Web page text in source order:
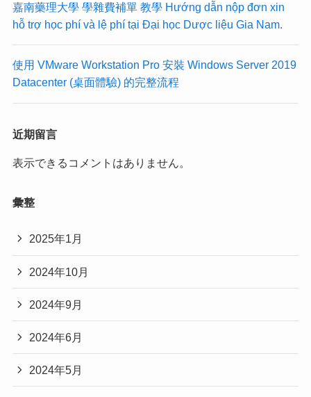
嘉南藥理大學 學雜費補單 教學 Hướng dẫn nộp đơn xin
hỗ trợ học phí và lệ phí tại Đại học Dược liệu Gia Nam.
使用 VMware Workstation Pro 安裝 Windows Server 2019
Datacenter (桌面體驗) 的完整流程
近期留言
表示できるコメントはありません。
彙整
2025年1月
2024年10月
2024年9月
2024年6月
2024年5月